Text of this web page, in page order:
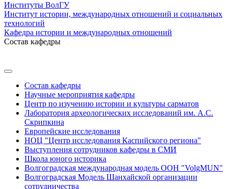
Институты ВолГУ
Институт истории, международных отношений и социальных
технологий
Кафедра истории и международных отношений
Состав кафедры
Состав кафедры
Научные мероприятия кафедры
Центр по изучению истории и культуры сарматов
Лаборатория археологических исследований им. А.С.
Скрипкина
Европейские исследования
НОЦ "Центр исследования Каспийского региона"
Выступления сотрудников кафедры в СМИ
Школа юного историка
Волгоградская международная модель ООН "VolgMUN"
Волгоградская Модель Шанхайской организации
сотрудничества